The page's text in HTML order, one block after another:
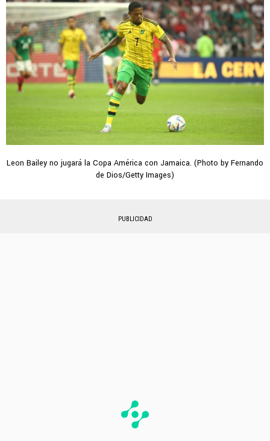
Leon Bailey no jugará la Copa América con Jamaica. (Photo by Fernando
de Dios/Getty Images)
PUBLICIDAD